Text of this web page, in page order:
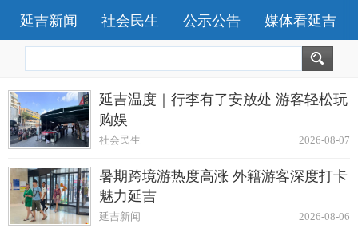
延吉新闻 社会民生 公示公告 媒体看延吉
延吉温度｜行李有了安放处 游客轻松玩
购娱
2026-08-07
社会民生
暑期跨境游热度高涨 外籍游客深度打卡
魅力延吉
2026-08-06
延吉新闻